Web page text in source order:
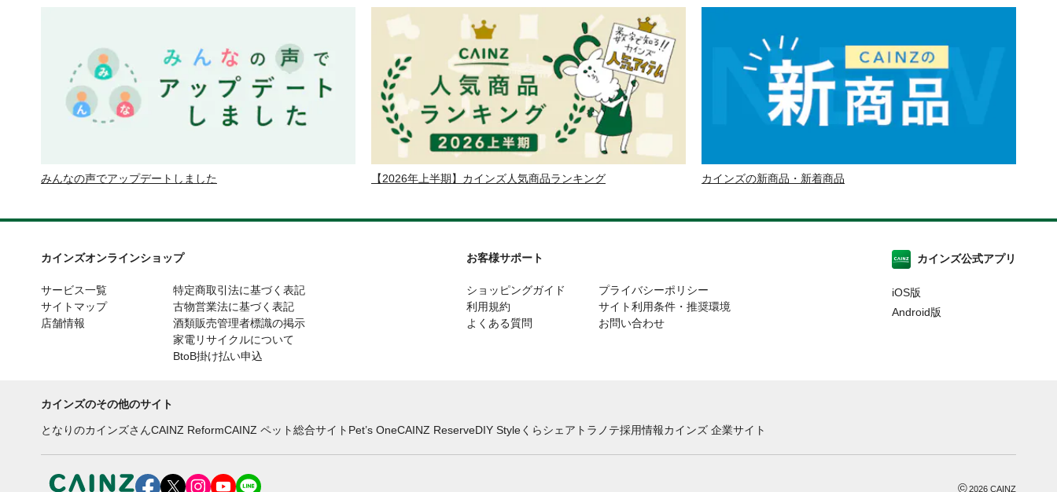
みんなの声でアップデートしました 【2026年上半期】カインズ人気商品ランキング カインズの新商品・新着商品
カインズオンラインショップ
サービス一覧
サイトマップ
店舗情報
特定商取引法に基づく表記
古物営業法に基づく表記
酒類販売管理者標識の掲示
家電リサイクルについて
BtoB掛け払い申込
お客様サポート
ショッピングガイド
利用規約
よくある質問
プライバシーポリシー
サイト利用条件・推奨環境
お問い合わせ
カインズ公式アプリ
iOS版
Android版
カインズのその他のサイト
となりのカインズさんCAINZ ReformCAINZ ペット総合サイト Pet’s OneCAINZ ReserveDIY Styleくらシェア トラノテ採用情報カインズ 企業サイト
©2026 CAINZ